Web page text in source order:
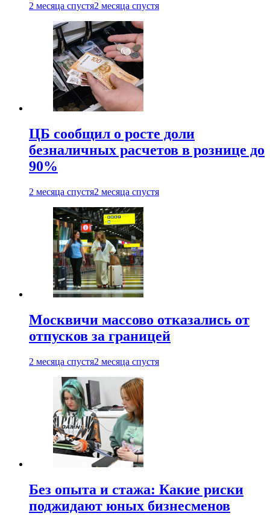
2 месяца спустя2 месяца спустя
ЦБ сообщил о росте доли
безналичных расчетов в рознице до
90%
2 месяца спустя2 месяца спустя
Москвичи массово отказались от
отпусков за границей
2 месяца спустя2 месяца спустя
Без опыта и стажа: Какие риски
поджидают юных бизнесменов